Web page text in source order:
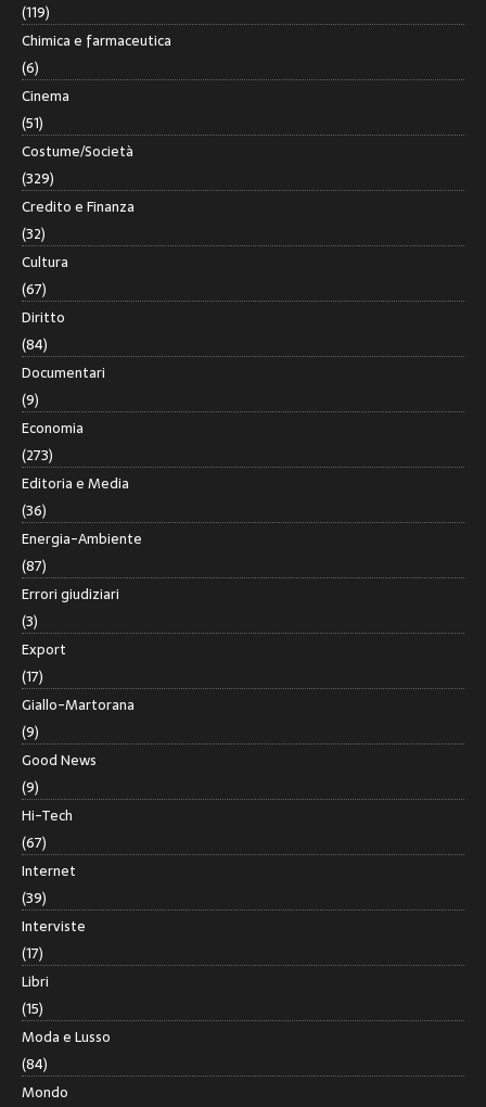
(119)
Chimica e farmaceutica
(6)
Cinema
(51)
Costume/Società
(329)
Credito e Finanza
(32)
Cultura
(67)
Diritto
(84)
Documentari
(9)
Economia
(273)
Editoria e Media
(36)
Energia-Ambiente
(87)
Errori giudiziari
(3)
Export
(17)
Giallo-Martorana
(9)
Good News
(9)
Hi-Tech
(67)
Internet
(39)
Interviste
(17)
Libri
(15)
Moda e Lusso
(84)
Mondo